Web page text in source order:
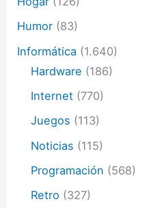
Humor (83)
Informática (1.640)
Hardware (186)
Internet (770)
Juegos (113)
Noticias (115)
Programación (568)
Retro (327)